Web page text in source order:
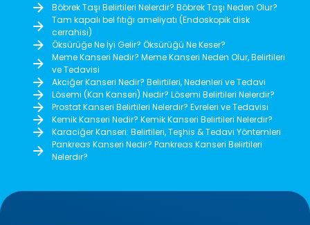
Böbrek Taşı Belirtileri Nelerdir? Böbrek Taşı Neden Olur?
Tam kapalı bel fıtığı ameliyatı (Endoskopik disk
cerrahisi)
Öksürüğe Ne İyi Gelir? Öksürüğü Ne Keser?
Meme Kanseri Nedir? Meme Kanseri Neden Olur, Belirtileri
ve Tedavisi
Akciğer Kanseri Nedir? Belirtileri, Nedenleri ve Tedavi
Lösemi (Kan Kanseri) Nedir? Lösemi Belirtileri Nelerdir?
Prostat Kanseri Belirtileri Nelerdir? Evreleri ve Tedavisi
Kemik Kanseri Nedir? Kemik Kanseri Belirtileri Nelerdir?
Karaciğer Kanseri: Belirtileri, Teşhis & Tedavi Yöntemleri
Pankreas Kanseri Nedir? Pankreas Kanseri Belirtileri
Nelerdir?